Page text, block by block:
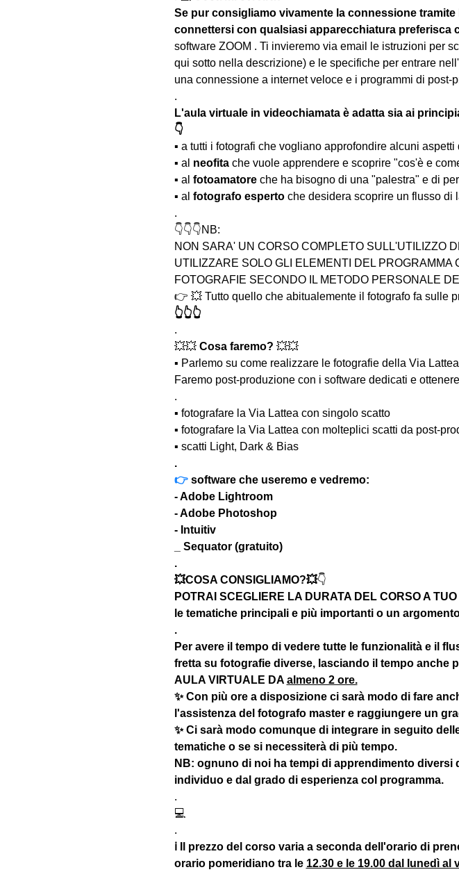
Se pur consigliamo vivamente la connessione
connettersi con qualsiasi apparecchiatura preferisca
software ZOOM . Ti invieremo via email le istruzioni per
qui sotto nella descrizione) e le specifiche per entrare
una connessione a internet veloce e i programmi di post-
.
L'aula virtuale in videochiamata è adatta sia ai
👇
▪️ a tutti i fotografi che vogliano approfondire alcuni
▪️ al neofita che vuole apprendere e scoprire "cos'è e
▪️ al fotoamatore che ha bisogno di una "palestra" e di
▪️ al fotografo esperto che desidera scoprire un flusso di
.
👇👇👇NB:
NON SARA' UN CORSO COMPLETO SULL'UTILIZZO
UTILIZZARE SOLO GLI ELEMENTI DEL
FOTOGRAFIE SECONDO IL METODO PERSONALE
👉 💥 Tutto quello che abitualemente il fotografo fa sulle
👆👆👆
.
💥💥 Cosa faremo? 💥💥
▪️ Parlemo su come realizzare le fotografie della Via
Faremo post-produzione con i software dedicati e
.
▪️ fotografare la Via Lattea con singolo scatto
▪️ fotografare la Via Lattea con molteplici scatti da post-
▪️ scatti Light, Dark & Bias
.
👉 software che useremo e vedremo:
- Adobe Lightroom
- Adobe Photoshop
- Intuitiv
_ Sequator (gratuito)
.
💥COSA CONSIGLIAMO?💥👇
POTRAI SCEGLIERE LA DURATA DEL CORSO A
le tematiche principali e più importanti o un
.
Per avere il tempo di vedere tutte le funzionalità e il
fretta su fotografie diverse, lasciando il tempo anche
AULA VIRTUALE DA almeno 2 ore.
✨ Con più ore a disposizione ci sarà modo di fare
l'assistenza del fotografo master e raggiungere un
✨ Ci sarà modo comunque di integrare in seguito
tematiche o se si necessiterà di più tempo.
NB: ognuno di noi ha tempi di apprendimento
individuo e dal grado di esperienza col programma.
.
💻
.
ℹ Il prezzo del corso varia a seconda dell'orario di
orario pomeridiano tra le 12.30 e le 19.00 dal lunedì al